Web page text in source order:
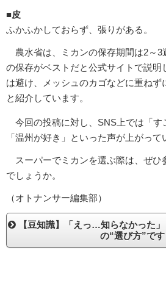
■皮
ふかふかしておらず、張りがある。
農水省は、ミカンの保存期間は2～3
の保存がベストだと公式サイトで説明
は避け、メッシュのカゴなどに重ねず
と紹介しています。
今回の投稿に対し、SNS上では「す
「温州が好き」といった声が上がって
スーパーでミカンを選ぶ際は、ぜひ
でしょうか。
（オトナンサー編集部）
【豆知識】「えっ…知らなかった
の“選び方”です